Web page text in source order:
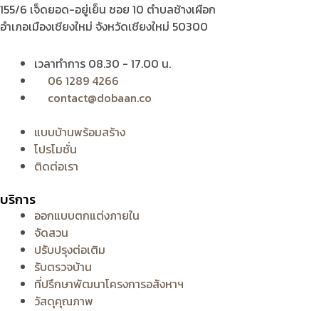
155/6 เจ็ดยอด-อยู่เย็น ซอย 10 ตำบลช้างเผือก
อำเภอเมืองเชียงใหม่ จังหวัดเชียงใหม่ 50300
เวลาทำการ 08.30 - 17.00 น.
06 1289 4266
contact@dobaan.co
แบบบ้านพร้อมสร้าง
โปรโมชั่น
ติดต่อเรา
บริการ
ออกแบบตกแต่งภายใน
จัดสวน
ปรับปรุงต่อเติม
รับตรวจบ้าน
ที่ปรึกษาพัฒนาโครงการอสังหาฯ
วัสดุคุณภาพ